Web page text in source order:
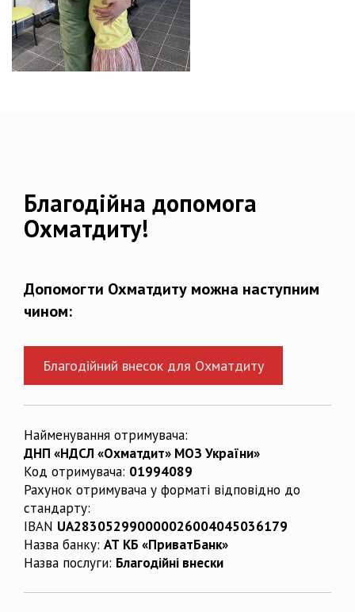
Благодійна допомога
Охматдиту!
Допомогти Охматдиту можна наступним
чином:
Благодійний внесок для Охматдиту
Найменування отримувача:
ДНП «НДСЛ «Охматдит» МОЗ України»
Код отримувача: 01994089
Рахунок отримувача у форматі відповідно до
стандарту:
IBAN UA283052990000026004045036179
Назва банку: АТ КБ «ПриватБанк»
Назва послуги: Благодійні внески